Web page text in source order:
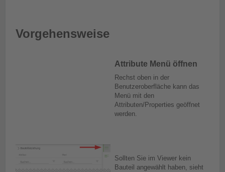
Vorgehensweise
Attribute Menü öffnen
Rechst oben in der
Benutzeroberfläche kann das
Menü mit den
Attributen/Properties geöffnet
werden.
Sollten Sie im Viewer kein
Bauteil angewählt haben, sieht